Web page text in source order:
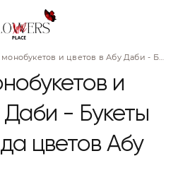
Доставка монобукетов и цветов в Абу Даби - Букеты из одного вида цветов Абу Даби
и
Даби - Букеты
цветов Абу